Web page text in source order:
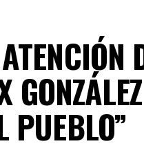
PUEBLO”